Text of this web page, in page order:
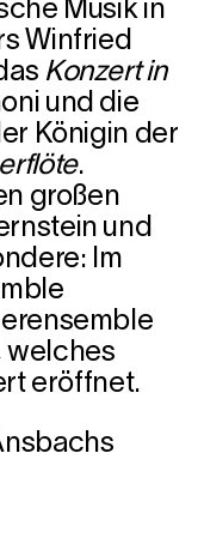
Musik in
Winfried
Konzert in
und die
Königin der
.
großen
und
Im
welches
eröffnet.